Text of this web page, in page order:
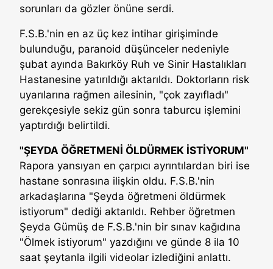
sorunları da gözler önüne serdi.
F.S.B.'nin en az üç kez intihar girişiminde
bulunduğu, paranoid düşünceler nedeniyle
şubat ayında Bakırköy Ruh ve Sinir Hastalıkları
Hastanesine yatırıldığı aktarıldı. Doktorların risk
uyarılarına rağmen ailesinin, "çok zayıfladı"
gerekçesiyle sekiz gün sonra taburcu işlemini
yaptırdığı belirtildi.
"ŞEYDA ÖĞRETMENİ ÖLDÜRMEK İSTİYORUM"
Rapora yansıyan en çarpıcı ayrıntılardan biri ise
hastane sonrasına ilişkin oldu. F.S.B.'nin
arkadaşlarına "Şeyda öğretmeni öldürmek
istiyorum" dediği aktarıldı. Rehber öğretmen
Şeyda Gümüş de F.S.B.'nin bir sınav kağıdına
"Ölmek istiyorum" yazdığını ve günde 8 ila 10
saat şeytanla ilgili videolar izlediğini anlattı.